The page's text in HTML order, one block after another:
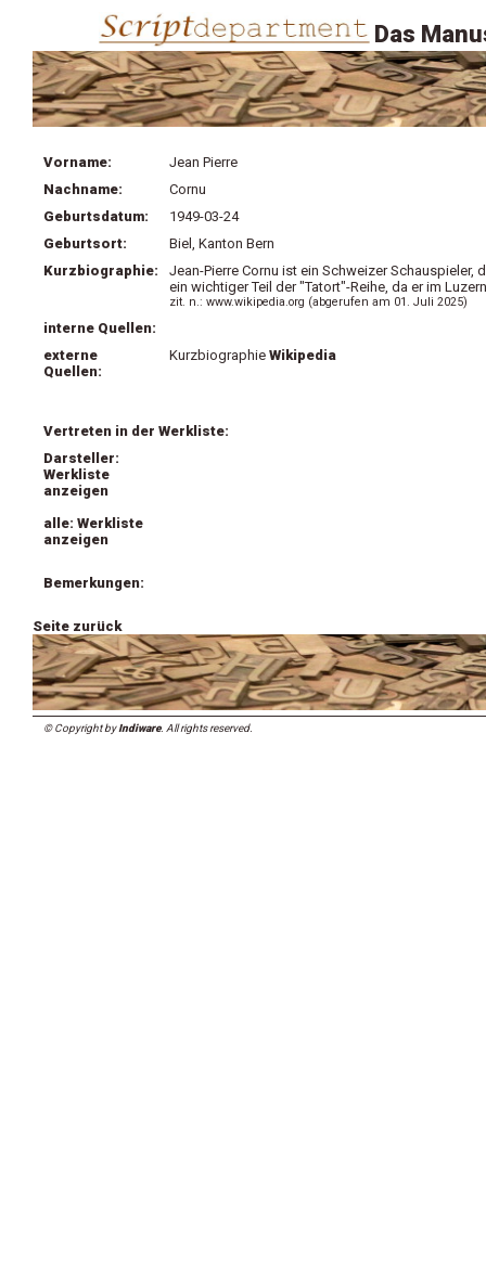
Das
Vorname:
Jean Pierre
Nachname:
Cornu
Geburtsdatum:
1949-03-24
Geburtsort:
Biel, Kanton Bern
Kurzbiographie:
Jean-Pierre Cornu ist ein Schweizer Schauspieler,
ein wichtiger Teil der "Tatort"-Reihe, da er im
zit. n.: www.wikipedia.org (abgerufen am 01. Juli 2025)
interne Quellen:
externe
Quellen:
Kurzbiographie Wikipedia
Vertreten in der Werkliste:
Darsteller:
Werkliste
anzeigen
alle: Werkliste
anzeigen
Bemerkungen:
Seite zurück
© Copyright byIndiware. All rights reserved.